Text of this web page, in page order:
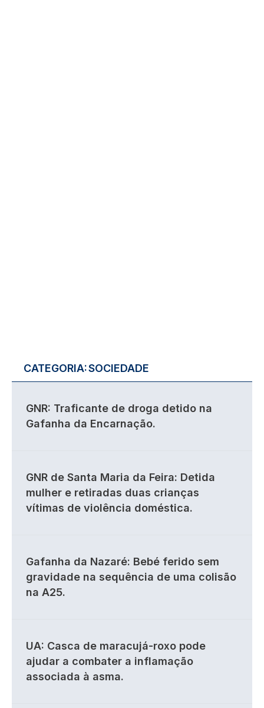
CATEGORIA:SOCIEDADE
GNR: Traficante de droga detido na
Gafanha da Encarnação.
GNR de Santa Maria da Feira: Detida
mulher e retiradas duas crianças
vítimas de violência doméstica.
Gafanha da Nazaré: Bebé ferido sem
gravidade na sequência de uma colisão
na A25.
UA: Casca de maracujá-roxo pode
ajudar a combater a inflamação
associada à asma.